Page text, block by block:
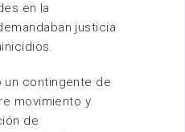
en la
justicia
un contingente de
movimiento y
de